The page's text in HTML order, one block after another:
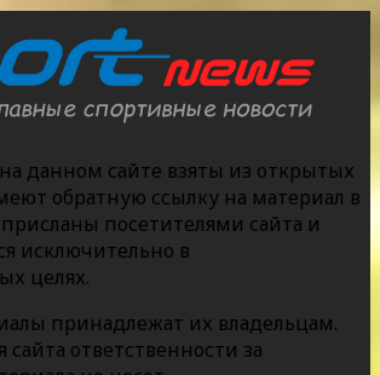
данном сайте взяты из открытых
обратную ссылку на материал в
посетителями сайта и
исключительно в
целях.
принадлежат их владельцам.
ответственности за